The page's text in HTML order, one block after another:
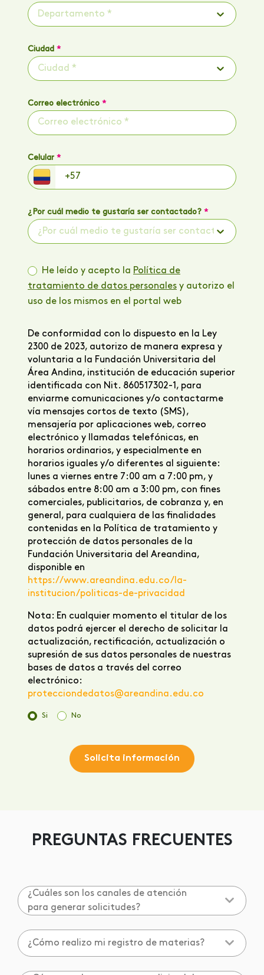
Departamento *
Ciudad *
Ciudad *
Correo electrónico *
Celular *
¿Por cuál medio te gustaría ser contactado? *
¿Por cuál medio te gustaría ser contactado? *
He leído y acepto la Política de
tratamiento de datos personales y autorizo el
uso de los mismos en el portal web
De conformidad con lo dispuesto en la Ley
2300 de 2023, autorizo de manera expresa y
voluntaria a la Fundación Universitaria del
Área Andina, institución de educación superior
identificada con Nit. 860517302-1, para
enviarme comunicaciones y/o contactarme
vía mensajes cortos de texto (SMS),
mensajería por aplicaciones web, correo
electrónico y llamadas telefónicas, en
horarios ordinarios, y especialmente en
horarios iguales y/o diferentes al siguiente:
lunes a viernes entre 7:00 am a 7:00 pm, y
sábados entre 8:00 am a 3:00 pm, con fines
comerciales, publicitarios, de cobranza y, en
general, para cualquiera de las finalidades
contenidas en la Política de tratamiento y
protección de datos personales de la
Fundación Universitaria del Areandina,
disponible en
https://www.areandina.edu.co/la-
institucion/politicas-de-privacidad
Nota: En cualquier momento el titular de los
datos podrá ejercer el derecho de solicitar la
actualización, rectificación, actualización o
supresión de sus datos personales de nuestras
bases de datos a través del correo
electrónico:
protecciondedatos@areandina.edu.co
Si No
Solicita información
PREGUNTAS FRECUENTES
¿Cuáles son los canales de atención
para generar solicitudes?
¿Cómo realizo mi registro de materias?